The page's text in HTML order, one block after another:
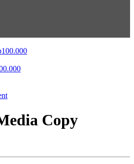
100.000
Copy